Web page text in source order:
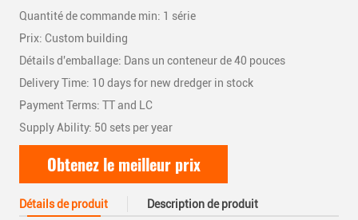
Quantité de commande min: 1 série
Prix: Custom building
Détails d'emballage: Dans un conteneur de 40 pouces
Delivery Time: 10 days for new dredger in stock
Payment Terms: TT and LC
Supply Ability: 50 sets per year
Obtenez le meilleur prix
Détails de produit Description de produit